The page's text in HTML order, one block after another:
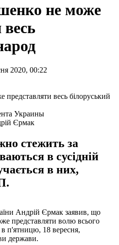
не може
весь
2020, 00:22
Украины
Єрмак
стежить за
в сусідній
в них,
Андрій Єрмак заявив, що
представляти волю всього
в п'ятницю, 18 вересня,
держави.